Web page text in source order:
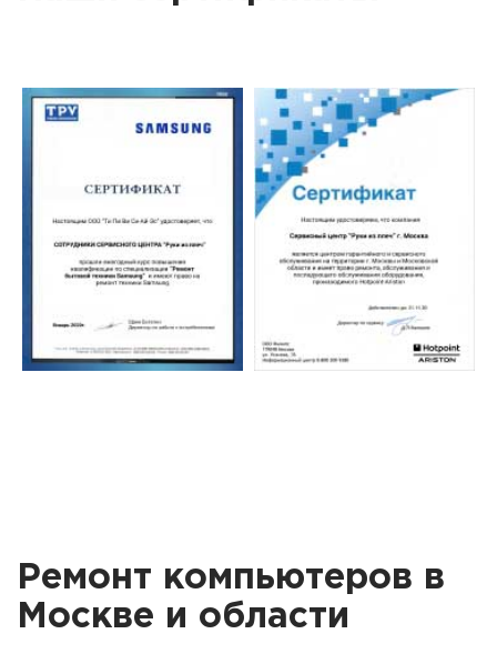
Ремонт компьютеров в
Москве и области